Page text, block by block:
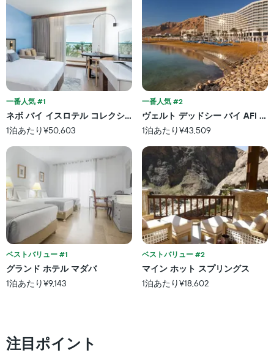
一番人気 #1
ネボ バイ イスロテル コレクション
1泊あたり¥50,603
一番人気 #2
ヴェルト デッドシー バイ AFI ホ
1泊あたり¥43,509
ベストバリュー #1
グランド ホテル マダバ
1泊あたり¥9,143
ベストバリュー #2
マイン ホット スプリングス
1泊あたり¥18,602
注目ポイント